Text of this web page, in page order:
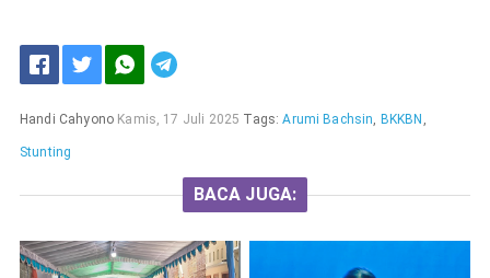
Handi Cahyono Kamis, 17 Juli 2025 Tags:Arumi Bachsin, BKKBN ,
Stunting
BACA JUGA: